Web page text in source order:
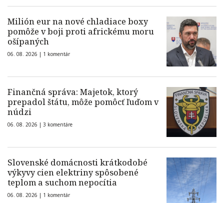
Milión eur na nové chladiace boxy
pomôže v boji proti africkému moru
ošípaných
06. 08. 2026 | 1 komentár
Finančná správa: Majetok, ktorý
prepadol štátu, môže pomôcť ľuďom v
núdzi
06. 08. 2026 | 3 komentáre
Slovenské domácnosti krátkodobé
výkyvy cien elektriny spôsobené
teplom a suchom nepocítia
06. 08. 2026 | 1 komentár